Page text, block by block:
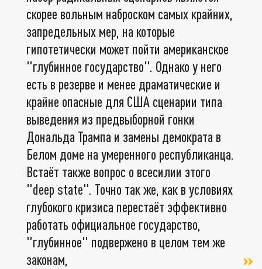
скорее вольным наброском самых крайних,
запредельных мер, на которые
гипотетически может пойти американское
"глубинное государство". Однако у него
есть в резерве и менее драматические и
крайне опасные для США сценарии типа
выведения из предвыборной гонки
Дональда Трампа и замены демократа в
Белом доме на умеренного республиканца.
Встаёт также вопрос о всесилии этого
"deep state". Точно так же, как в условиях
глубокого кризиса перестаёт эффективно
работать официальное государство,
"глубинное" подвержено в целом тем же
законам,